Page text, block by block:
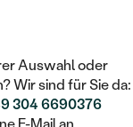
Auswahl oder
Wir sind für Sie da:
304 6690376